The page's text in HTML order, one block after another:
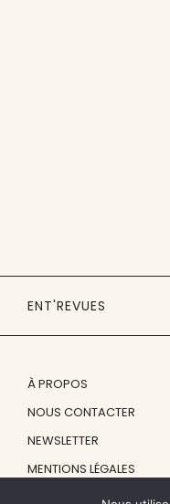
ENT'REVUES
À PROPOS
NOUS CONTACTER
NEWSLETTER
MENTIONS LÉGALES